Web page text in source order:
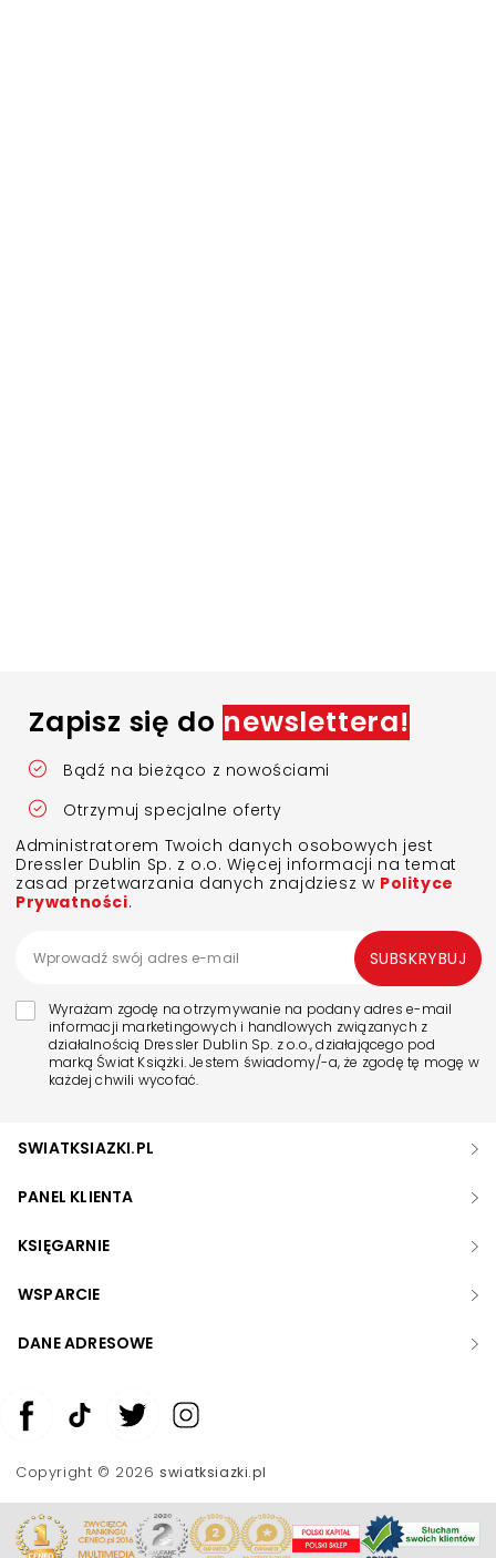
Zapisz się do newslettera!
Bądź na bieżąco z nowościami
Otrzymuj specjalne oferty
Administratorem Twoich danych osobowych jest
Dressler Dublin Sp. z o.o. Więcej informacji na temat
zasad przetwarzania danych znajdziesz w Polityce
Prywatności.
Wyrażam zgodę na otrzymywanie na podany adres e-mail
informacji marketingowych i handlowych związanych z
działalnością Dressler Dublin Sp. z o.o., działającego pod
marką Świat Książki. Jestem świadomy/-a, że zgodę tę mogę w
każdej chwili wycofać.
SUBSKRYBUJ
SWIATKSIAZKI.PL
PANEL KLIENTA
KSIĘGARNIE
WSPARCIE
DANE ADRESOWE
Copyright © 2026swiatksiazki.pl
Zwiększ rozmiar czcionki
Skala szarości